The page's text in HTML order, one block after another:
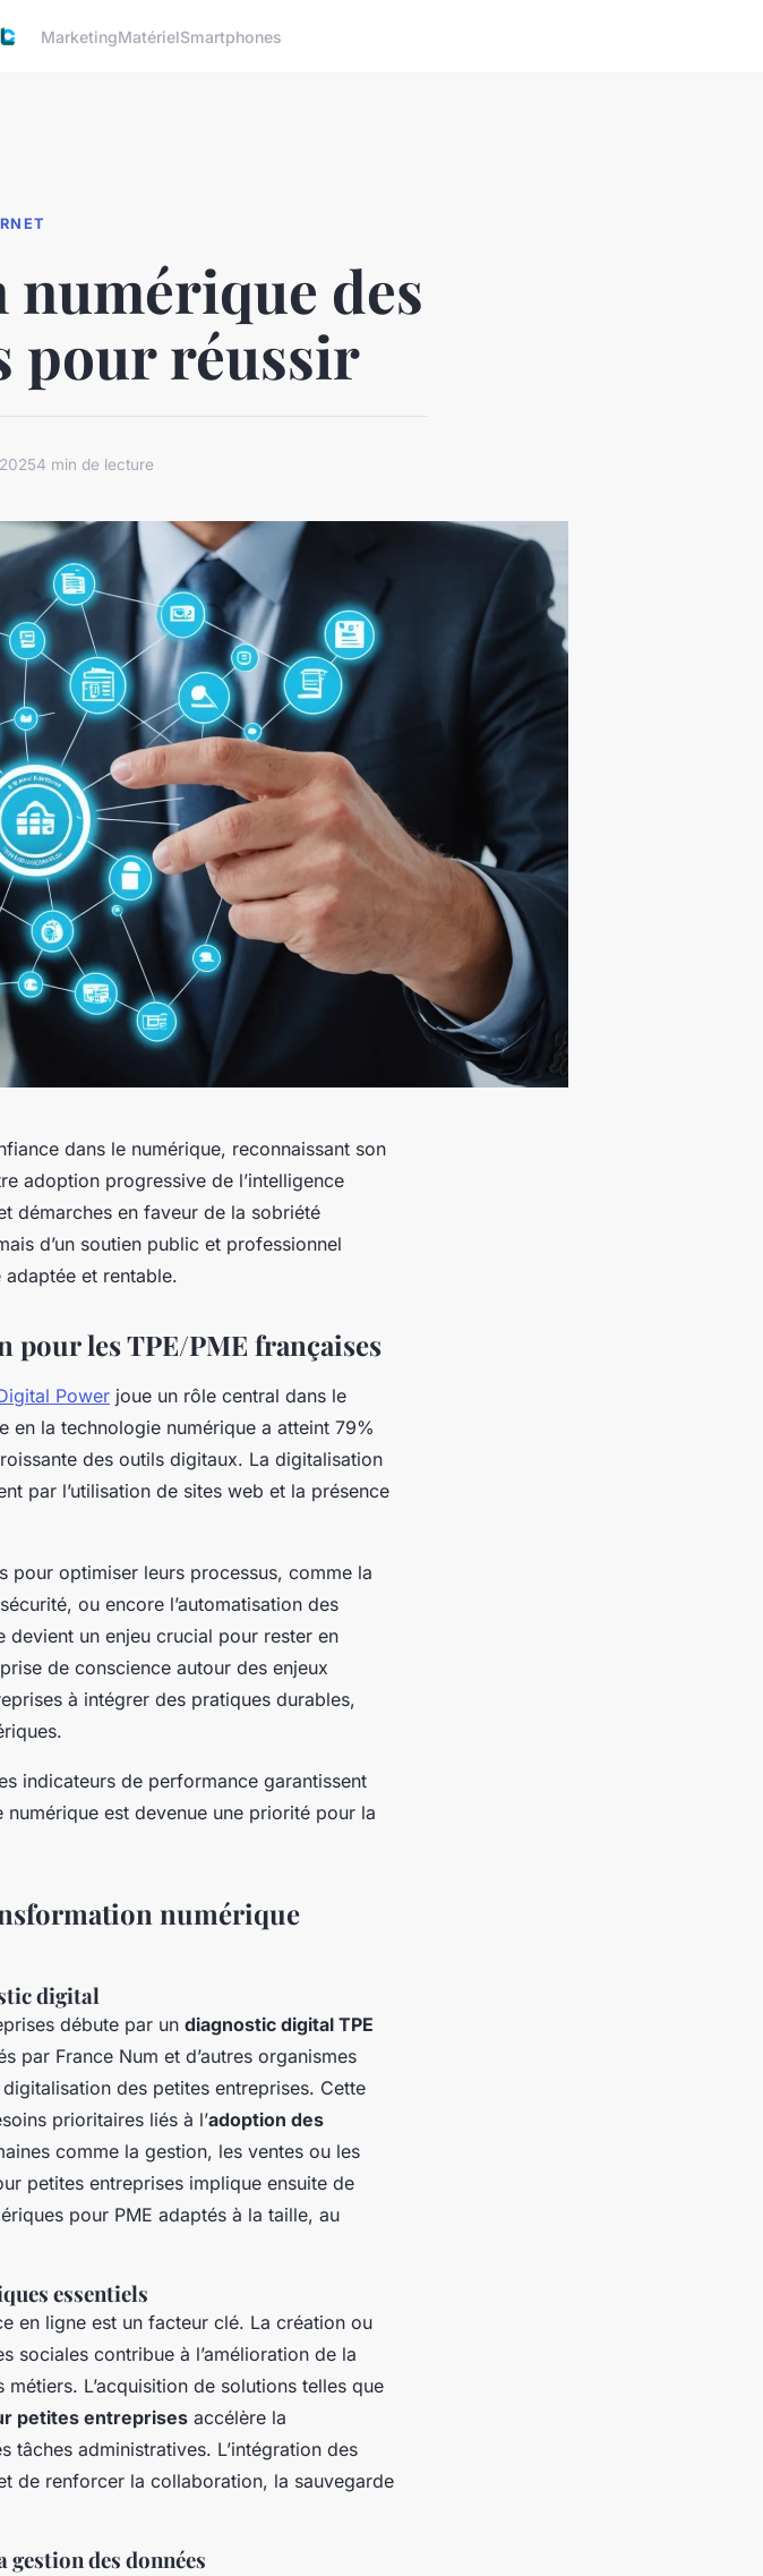
MarketingMatérielSmartphones
des
pour réussir
4 min de lecture
dans le numérique, reconnaissant son
adoption progressive de l’intelligence
démarches en faveur de la sobriété
d’un soutien public et professionnel
et rentable.
les TPE/PME françaises
Power joue un rôle central dans le
la technologie numérique a atteint 79%
des outils digitaux. La digitalisation
par l’utilisation de sites web et la présence
pour optimiser leurs processus, comme la
ou encore l’automatisation des
devient un enjeu crucial pour rester en
de conscience autour des enjeux
à intégrer des pratiques durables,
indicateurs de performance garantissent
est devenue une priorité pour la
numérique
digital
débute par un diagnostic digital TPE
par France Num et d’autres organismes
des petites entreprises. Cette
prioritaires liés à l’adoption des
comme la gestion, les ventes ou les
petites entreprises implique ensuite de
pour PME adaptés à la taille, au
essentiels
en ligne est un facteur clé. La création ou
sociales contribue à l’amélioration de la
L’acquisition de solutions telles que
petites entreprises accélère la
tâches administratives. L’intégration des
de renforcer la collaboration, la sauvegarde
des données